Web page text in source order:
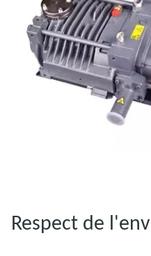
Respect de